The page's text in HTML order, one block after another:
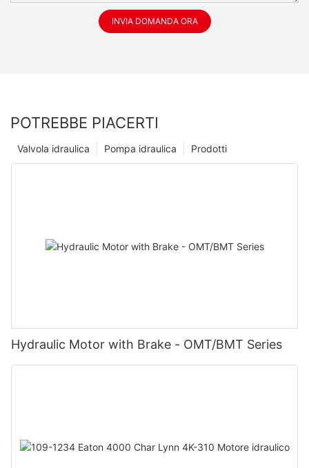
INVIA DOMANDA ORA
POTREBBE PIACERTI
Prodotti
Pompa idraulica
Valvola idraulica
Hydraulic Motor with Brake - OMT/BMT Series